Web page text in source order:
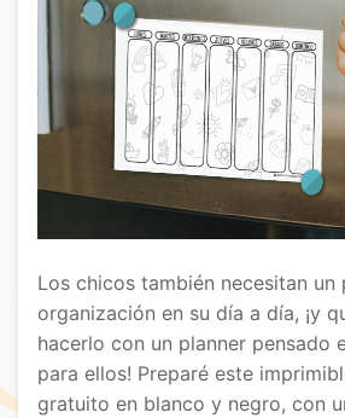
Los chicos también necesitan un
organización en su día a día, ¡y
hacerlo con un planner pensado
para ellos! Preparé este
gratuito en blanco y negro, con